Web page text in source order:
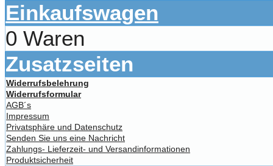
Einkaufswagen
0 Waren
Zusatzseiten
Widerrufsbelehrung
Widerrufsformular
AGB´s
Impressum
Privatsphäre und Datenschutz
Senden Sie uns eine Nachricht
Zahlungs- Lieferzeit- und Versandinformationen
Produktsicherheit